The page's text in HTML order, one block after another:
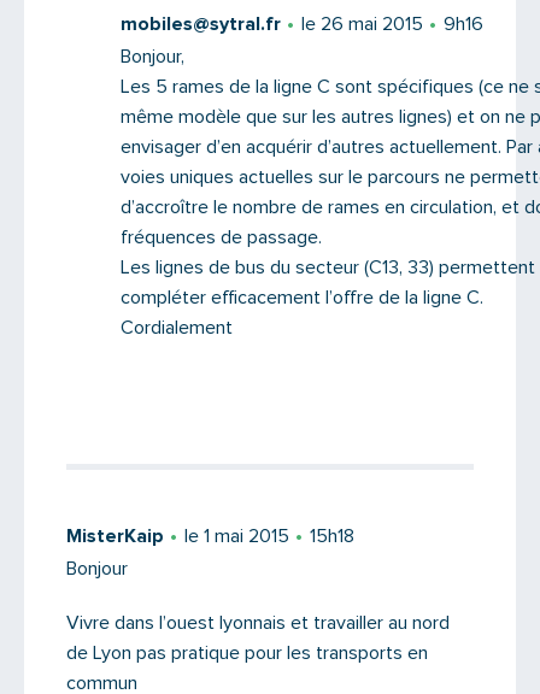
mobiles@sytral.fr le 26 mai 2015
9h16
Bonjour,
Les 5 rames de la ligne C sont spécifiques (ce ne
même modèle que sur les autres lignes) et on ne
envisager d’en acquérir d’autres actuellement. Par
voies uniques actuelles sur le parcours ne
d’accroître le nombre de rames en circulation, et
fréquences de passage.
Les lignes de bus du secteur (C13, 33) permettent
compléter efficacement l’offre de la ligne C.
Cordialement
MisterKaip le 1 mai 2015
15h18
Bonjour
Vivre dans l’ouest lyonnais et travailler au nord
de Lyon pas pratique pour les transports en
commun